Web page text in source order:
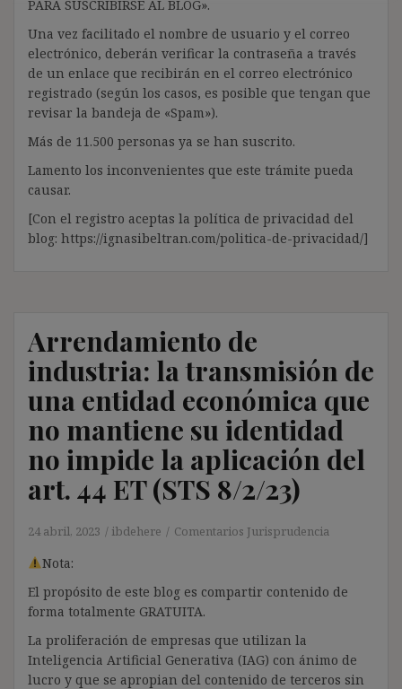
PARA SUSCRIBIRSE AL BLOG».
Una vez facilitado el nombre de usuario y el correo
electrónico, deberán verificar la contraseña a través
de un enlace que recibirán en el correo electrónico
registrado (según los casos, es posible que tengan que
revisar la bandeja de «Spam»).
Más de 11.500 personas ya se han suscrito.
Lamento los inconvenientes que este trámite pueda
causar.
[Con el registro aceptas la política de privacidad del
blog: https://ignasibeltran.com/politica-de-privacidad/]
Arrendamiento de
industria: la transmisión de
una entidad económica que
no mantiene su identidad
no impide la aplicación del
art. 44 ET (STS 8/2/23)
24 abril, 2023 ibdehere Comentarios Jurisprudencia
Nota:
El propósito de este blog es compartir contenido de
forma totalmente GRATUITA.
La proliferación de empresas que utilizan la
Inteligencia Artificial Generativa (IAG) con ánimo de
lucro y que se apropian del contenido de terceros sin